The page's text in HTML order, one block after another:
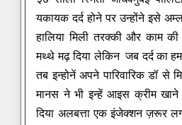
यकायक दर्द होने पर उन्होंने इसे
हालिया मिली तरक्की और काम
मथ्थे मढ़ दिया लेकिन जब दर्द का
तब इन्होनें अपने पारिवारिक डॉ से
मानस ने भी इन्हें आइस क्रीम
दिया अलबत्ता एक इंजेक्शन ज़रूर